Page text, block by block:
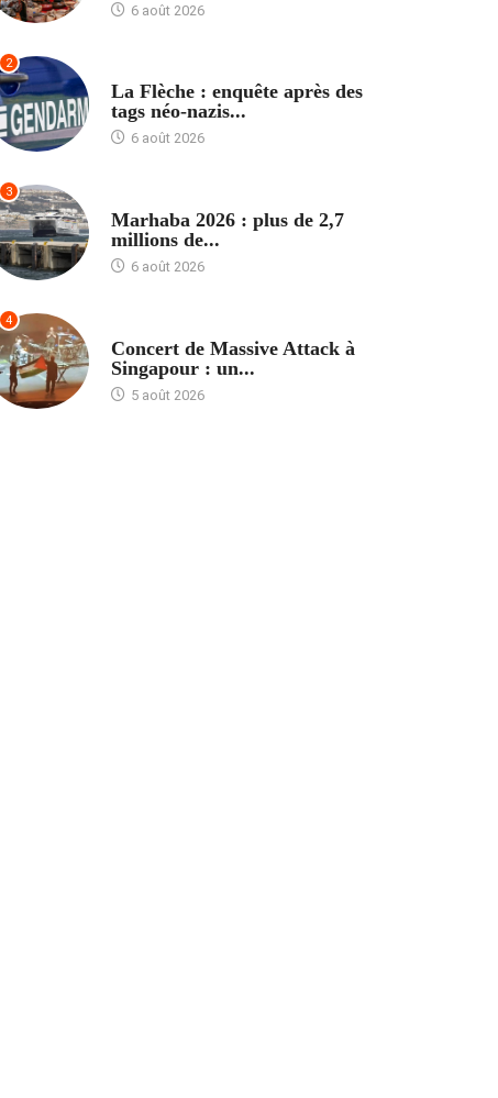
6 août 2026
2
La Flèche : enquête après des
tags néo-nazis...
6 août 2026
3
Marhaba 2026 : plus de 2,7
millions de...
6 août 2026
4
Concert de Massive Attack à
Singapour : un...
5 août 2026